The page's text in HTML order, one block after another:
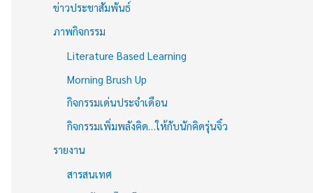
ข่าวประชาสัมพันธ์
ภาพกิจกรรม
Literature Based Learning
Morning Brush Up
กิจกรรมเด่นประจำเดือน
กิจกรรมเพิ่มพลังคิด…ให้กับนักคิดรุ่นจิ๋ว
รายงาน
สารสนเทศ